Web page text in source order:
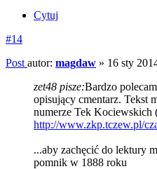
Cytuj
#14
Post autor: magdaw » 16 sty
zet48 pisze:Bardzo
opisujący cmentarz. Tekst
numerze Tek Kociewskich
http://www.zkp.tczew.pl/
...aby zachęcić do lektury
pomnik w 1888 roku